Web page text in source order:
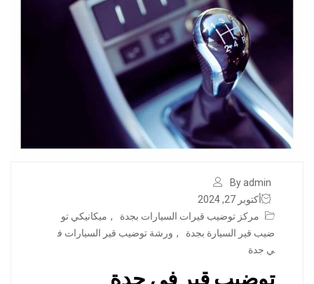
By admin
أكتوبر 27, 2024
مركز توضيب قيرات السيارات بجدة
, ميكانيكي تو
ضيب قير السيارة بجدة
, ورشة توضيب قير السيارات ف
ي جدة
توضيب قير في جدة